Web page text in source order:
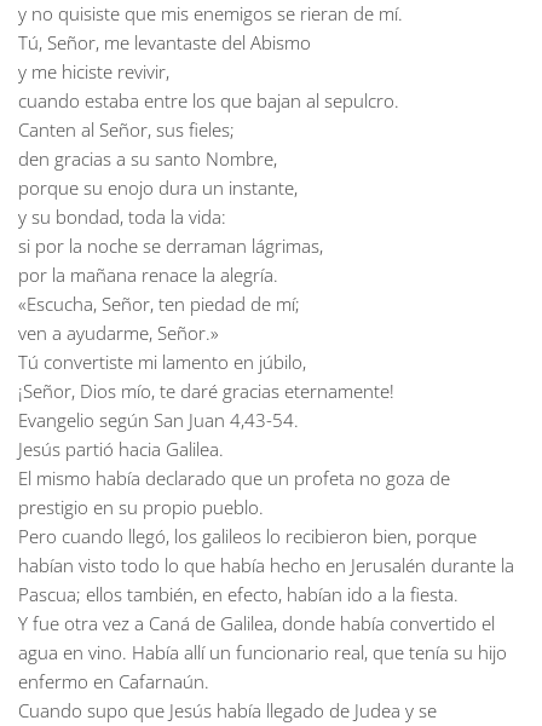
y no quisiste que mis enemigos se rieran de mí.
Tú, Señor, me levantaste del Abismo
y me hiciste revivir,
cuando estaba entre los que bajan al sepulcro.
Canten al Señor, sus fieles;
den gracias a su santo Nombre,
porque su enojo dura un instante,
y su bondad, toda la vida:
si por la noche se derraman lágrimas,
por la mañana renace la alegría.
«Escucha, Señor, ten piedad de mí;
ven a ayudarme, Señor.»
Tú convertiste mi lamento en júbilo,
¡Señor, Dios mío, te daré gracias eternamente!
Evangelio según San Juan 4,43-54.
Jesús partió hacia Galilea.
El mismo había declarado que un profeta no goza de
prestigio en su propio pueblo.
Pero cuando llegó, los galileos lo recibieron bien, porque
habían visto todo lo que había hecho en Jerusalén durante la
Pascua; ellos también, en efecto, habían ido a la fiesta.
Y fue otra vez a Caná de Galilea, donde había convertido el
agua en vino. Había allí un funcionario real, que tenía su hijo
enfermo en Cafarnaún.
Cuando supo que Jesús había llegado de Judea y se